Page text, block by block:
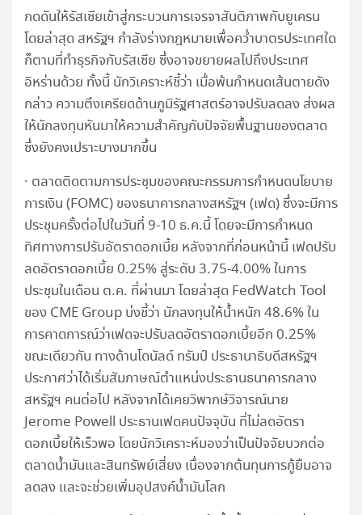
กดดันให้รัสเซียเข้าสู่กระบวนการเจรจาสันติภาพกับยูเครน
โดยล่าสุด สหรัฐฯ กำลังร่างกฎหมายเพื่อคว่ำบาตรประเทศใด
ก็ตามที่ทำธุรกิจกับรัสเซีย ซึ่งอาจขยายผลไปถึงประเทศ
อิหร่านด้วย ทั้งนี้ นักวิเคราะห์ชี้ว่า เมื่อพ้นกำหนดเส้นตายดัง
กล่าว ความตึงเครียดด้านภูมิรัฐศาสตร์อาจปรับลดลง ส่งผล
ให้นักลงทุนหันมาให้ความสำคัญกับปัจจัยพื้นฐานของตลาด
ซึ่งยังคงเปราะบางมากขึ้น
· ตลาดติดตามการประชุมของคณะกรรมการกำหนดนโยบาย
การเงิน (FOMC) ของธนาคารกลางสหรัฐฯ (เฟด) ซึ่งจะมีการ
ประชุมครั้งต่อไปในวันที่ 9-10 ธ.ค.นี้ โดยจะมีการกำหนด
ทิศทางการปรับอัตราดอกเบี้ย หลังจากที่ก่อนหน้านี้ เฟดปรับ
ลดอัตราดอกเบี้ย 0.25% สู่ระดับ 3.75-4.00% ในการ
ประชุมในเดือน ต.ค. ที่ผ่านมา โดยล่าสุด FedWatch Tool
ของ CME Group บ่งชี้ว่า นักลงทุนให้น้ำหนัก 48.6% ใน
การคาดการณ์ว่าเฟดจะปรับลดอัตราดอกเบี้ยอีก 0.25%
ขณะเดียวกัน ทางด้านโดนัลด์ ทรัมป์ ประธานาธิบดีสหรัฐฯ
ประกาศว่าได้เริ่มสัมภาษณ์ตำแหน่งประธานธนาคารกลาง
สหรัฐฯ คนต่อไป หลังจากได้เคยวิพากษ์วิจารณ์นาย
Jerome Powell ประธานเฟดคนปัจจุบัน ที่ไม่ลดอัตรา
ดอกเบี้ยให้เร็วพอ โดยนักวิเคราะห์มองว่าเป็นปัจจัยบวกต่อ
ตลาดน้ำมันและสินทรัพย์เสี่ยง เนื่องจากต้นทุนการกู้ยืมอาจ
ลดลง และจะช่วยเพิ่มอุปสงค์น้ำมันโลก